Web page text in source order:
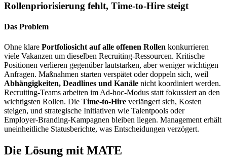
Rollenpriorisierung fehlt, Time-to-Hire steigt
Das Problem
Ohne klare Portfoliosicht auf alle offenen Rollen konkurrieren
viele Vakanzen um dieselben Recruiting‑Ressourcen. Kritische
Positionen verlieren gegenüber lautstarken, aber weniger wichtigen
Anfragen. Maßnahmen starten verspätet oder doppeln sich, weil
Abhängigkeiten, Deadlines und Kanäle nicht koordiniert werden.
Recruiting‑Teams arbeiten im Ad‑hoc‑Modus statt fokussiert an den
wichtigsten Rollen. Die Time‑to‑Hire verlängert sich, Kosten
steigen, und strategische Initiativen wie Talentpools oder
Employer‑Branding‑Kampagnen bleiben liegen. Management erhält
uneinheitliche Statusberichte, was Entscheidungen verzögert.
Die Lösung mit MATE